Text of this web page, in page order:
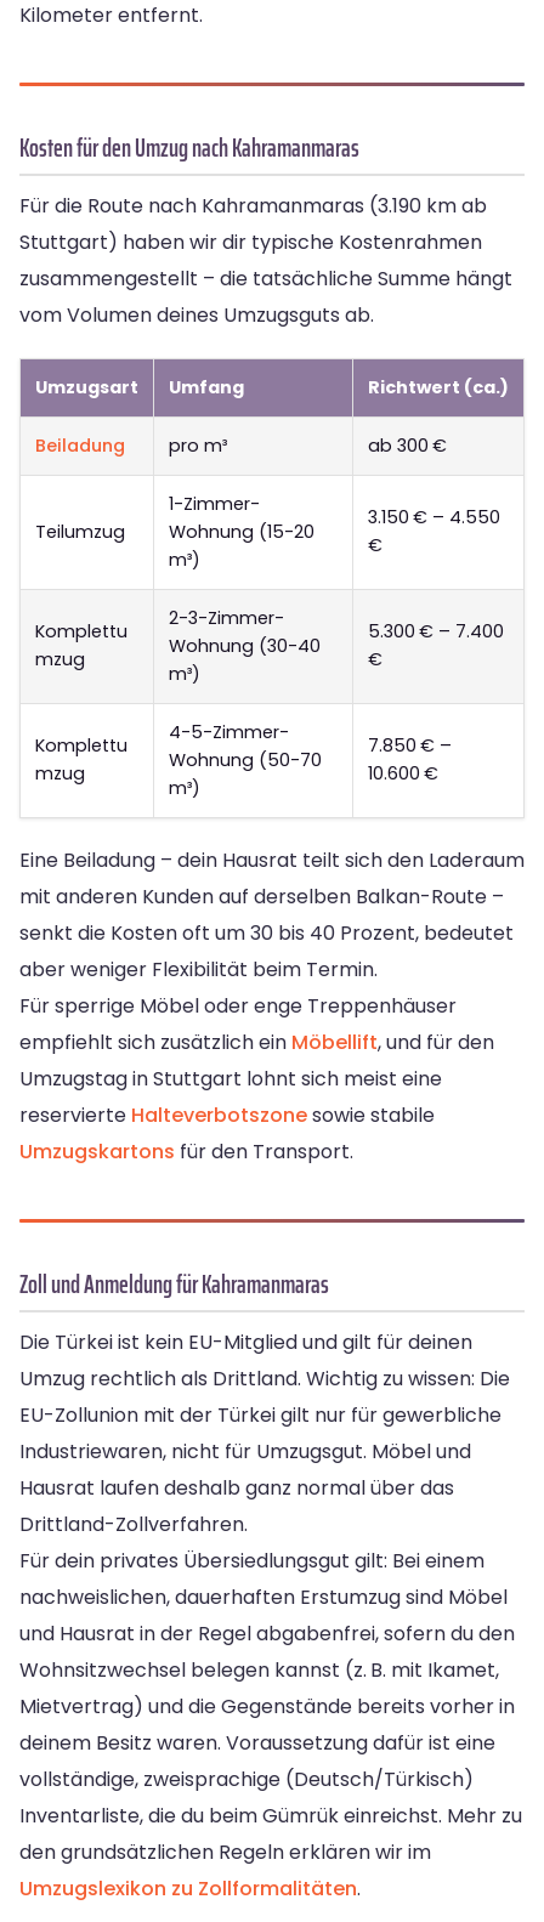
Kilometer entfernt.
Kosten für den Umzug nach Kahramanmaras
Für die Route nach Kahramanmaras (3.190 km ab
Stuttgart) haben wir dir typische Kostenrahmen
zusammengestellt – die tatsächliche Summe hängt
vom Volumen deines Umzugsguts ab.
Umzugsart Umfang Richtwert (ca.)
Beiladung pro m³ ab 300 €
Teilumzug
1-Zimmer-
Wohnung (15-20
m³)
3.150 € – 4.550
€
Komplettu
mzug
2-3-Zimmer-
Wohnung (30-40
m³)
5.300 € – 7.400
€
Komplettu
mzug
4-5-Zimmer-
Wohnung (50-70
m³)
7.850 € –
10.600 €
Eine Beiladung – dein Hausrat teilt sich den Laderaum
mit anderen Kunden auf derselben Balkan-Route –
senkt die Kosten oft um 30 bis 40 Prozent, bedeutet
aber weniger Flexibilität beim Termin.
Für sperrige Möbel oder enge Treppenhäuser
empfiehlt sich zusätzlich ein Möbellift, und für den
Umzugstag in Stuttgart lohnt sich meist eine
reservierte Halteverbotszonesowie stabile
Umzugskartons für den Transport.
Zoll und Anmeldung für Kahramanmaras
Die Türkei ist kein EU-Mitglied und gilt für deinen
Umzug rechtlich als Drittland. Wichtig zu wissen: Die
EU-Zollunion mit der Türkei gilt nur für gewerbliche
Industriewaren, nicht für Umzugsgut. Möbel und
Hausrat laufen deshalb ganz normal über das
Drittland-Zollverfahren.
Für dein privates Übersiedlungsgut gilt: Bei einem
nachweislichen, dauerhaften Erstumzug sind Möbel
und Hausrat in der Regel abgabenfrei, sofern du den
Wohnsitzwechsel belegen kannst (z. B. mit Ikamet,
Mietvertrag) und die Gegenstände bereits vorher in
deinem Besitz waren. Voraussetzung dafür ist eine
vollständige, zweisprachige (Deutsch/Türkisch)
Inventarliste, die du beim Gümrük einreichst. Mehr zu
den grundsätzlichen Regeln erklären wir im
Umzugslexikon zu Zollformalitäten.